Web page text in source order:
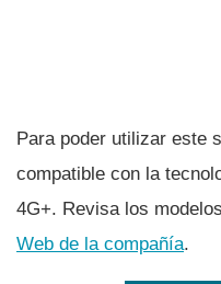
Para poder utilizar este
compatible con la
4G+. Revisa los
Web de la compañí­a.